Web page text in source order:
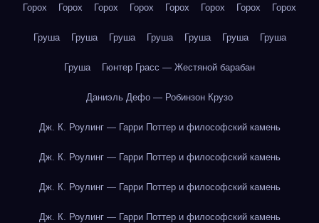
Горох Горох Горох Горох Горох Горох Горох Горох
Груша Груша Груша Груша Груша Груша Груша
Груша Гюнтер Грасс — Жестяной барабан
Даниэль Дефо — Робинзон Крузо
Дж. К. Роулинг — Гарри Поттер и философский камень
Дж. К. Роулинг — Гарри Поттер и философский камень
Дж. К. Роулинг — Гарри Поттер и философский камень
Дж. К. Роулинг — Гарри Поттер и философский камень